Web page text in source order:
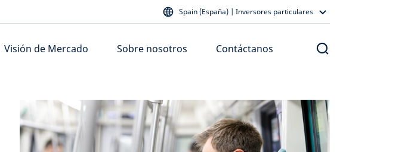
Spain (España) | Inversores particulares
Visión de Mercado Sobre nosotros Contáctanos